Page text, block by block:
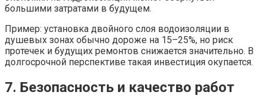
большими затратами в будущем.
Пример: установка двойного слоя водоизоляции в
душевых зонах обычно дороже на 15–25%, но риск
протечек и будущих ремонтов снижается значительно. В
долгосрочной перспективе такая инвестиция окупается.
7. Безопасность и качество работ